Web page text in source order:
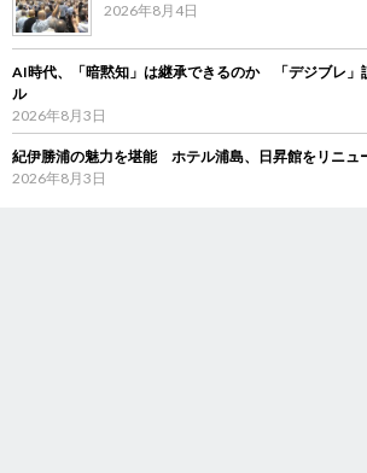
2026年8月4日
AI時代、「暗黙知」は継承できるのか 「デジブレ」
ル
2026年8月3日
紀伊勝浦の魅力を堪能 ホテル浦島、日昇館をリニュ
2026年8月3日